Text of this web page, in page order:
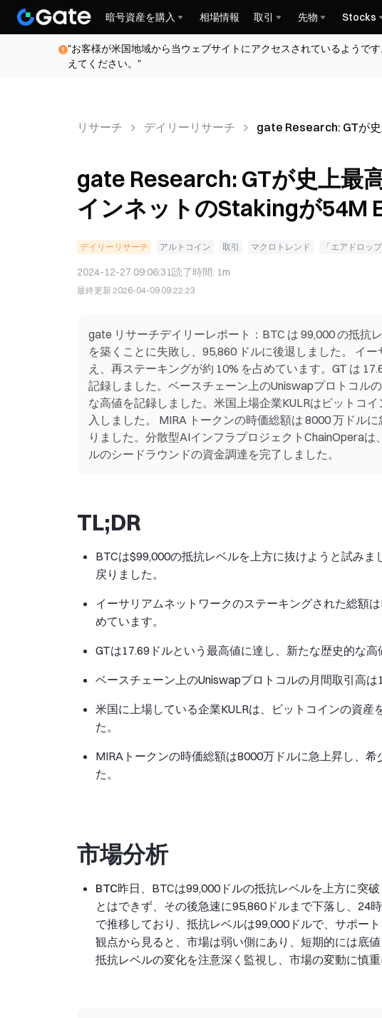
暗号資産を購入 相場情報 取引 先物 Stocks
"お客様が米国地域から当ウェブサイトにアクセスされているようで
えてください。"
リサーチ デイリーリサーチ
gate Research: GTが史
える
gate Research: GTが史上最
インネットのStakingが54M
デイリーリサーチ アルトコイン 取引 マクロトレンド 「エアドロップ
2024-12-27 09:06:31読了時間: 1m
最終更新2026-04-09 09:22:23
gate リサーチデイリーレポート：BTC は 99,000 の抵抗
を築くことに失敗し、95,860 ドルに後退しました。 イ
え、再ステーキングが約 10% を占めています。GT は
記録しました。ベースチェーン上のUniswapプロトコル
な高値を記録しました。米国上場企業KULRはビットコ
入しました。 MIRA トークンの時価総額は 8000 万ドル
りました。分散型AIインフラプロジェクトChainOpera
ルのシードラウンドの資金調達を完了しました。
TL;DR
BTCは$99,000の抵抗レベルを上方に抜けようと試み
戻りました。
イーサリアムネットワークのステーキングされた総額
めています。
GTは17.69ドルという最高値に達し、新たな歴史的な高
ベースチェーン上のUniswapプロトコルの月間取引高
米国に上場している企業KULRは、ビットコインの資
た。
MIRAトークンの時価総額は8000万ドルに急上昇し、
た。
市場分析
BTC昨日、BTCは99,000ドルの抵抗レベルを上方に突
とはできず、その後急速に95,860ドルまで下落し、24
で推移しており、抵抗レベルは99,000ドルで、サポー
観点から見ると、市場は弱い側にあり、短期的には底
抵抗レベルの変化を注意深く監視し、市場の変動に慎